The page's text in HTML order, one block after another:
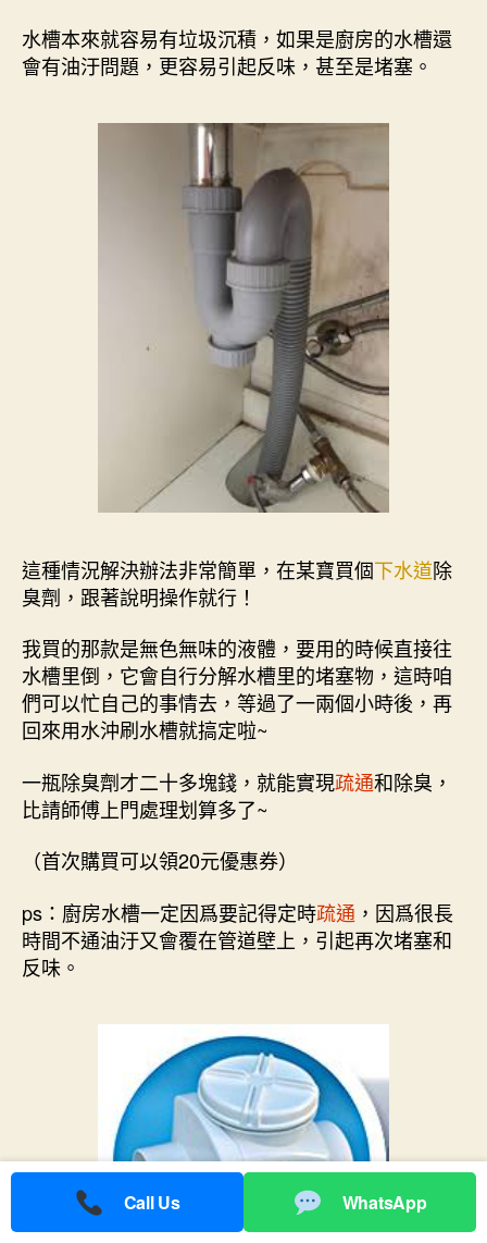
水槽本來就容易有垃圾沉積，如果是廚房的水槽還
會有油汙問題，更容易引起反味，甚至是堵塞。
這種情況解決辦法非常簡單，在某寶買個下水道除
臭劑，跟著說明操作就行！
我買的那款是無色無味的液體，要用的時候直接往
水槽里倒，它會自行分解水槽里的堵塞物，這時咱
們可以忙自己的事情去，等過了一兩個小時後，再
回來用水沖刷水槽就搞定啦~
一瓶除臭劑才二十多塊錢，就能實現疏通和除臭，
比請師傅上門處理划算多了~
（首次購買可以領20元優惠券）
ps：廚房水槽一定因爲要記得定時疏通 ，因爲很長
時間不通油汙又會覆在管道壁上，引起再次堵塞和
反味。
Call Us WhatsApp